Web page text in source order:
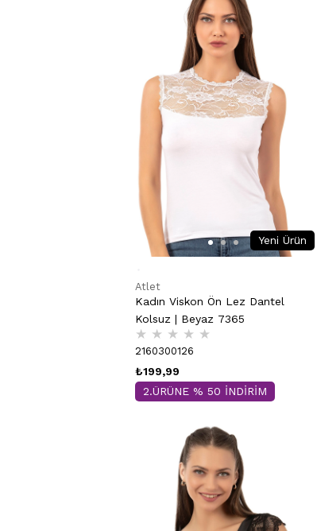
Atlet
Kadın Viskon Ön Lez Dantel
Kolsuz | Beyaz 7365
★ ★ ★ ★ ★
2160300126
₺199,99
Yeni Ürün
2.ÜRÜNE % 50 İNDİRİM